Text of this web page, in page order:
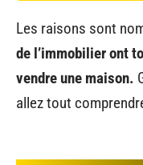
Les raisons sont
de l’immobilier ont
vendre une maison.
allez tout